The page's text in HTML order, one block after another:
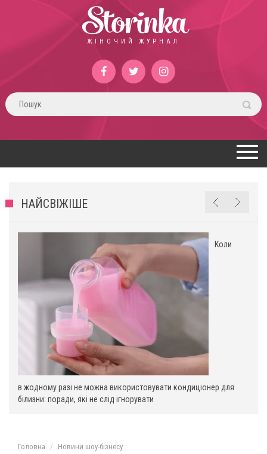
Storinka
ЖІНОЧИЙ ЖУРНАЛ
НАЙСВІЖІШЕ
Коли
в жодному разі не можна використовувати кондиціонер для
білизни: поради, які не слід ігнорувати
Головна Новини шоу-бізнесу